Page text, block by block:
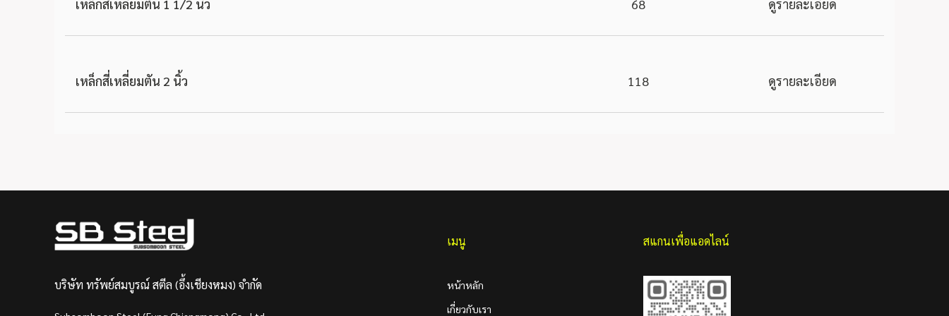
เหล็กสี่เหลี่ยมตัน 1 1/2 นิ้ว 68 ดูรายละเอียด
เหล็กสี่เหลี่ยมตัน 2 นิ้ว 118 ดูรายละเอียด
บริษัท ทรัพย์สมบูรณ์ สตีล (อึ้งเชียงหมง) จำกัด
เมนู
หน้าหลัก
เกี่ยวกับเรา
สแกนเพื่อแอดไลน์